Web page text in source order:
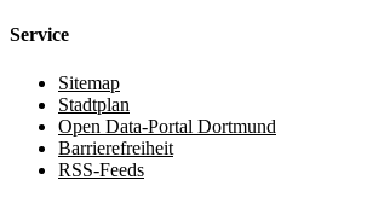
Service
Sitemap
Stadtplan
Open Data-Portal Dortmund
Barrierefreiheit
RSS-Feeds